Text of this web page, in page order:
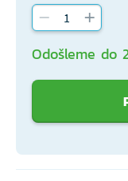
Odošleme do